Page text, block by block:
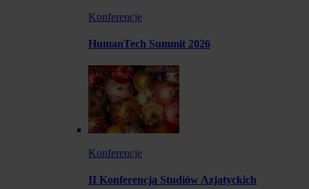
Konferencje
HumanTech Summit 2026
Konferencje
II Konferencja Studiów Azjatyckich